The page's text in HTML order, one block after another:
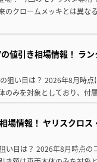
クロームメッキとは異な
値引き相場情報！ ラ
狙い目は？ 2026年8月時点
のみを対象としており、付
場情報！ ヤリスクロ
い目は？ 2026年8月時点の